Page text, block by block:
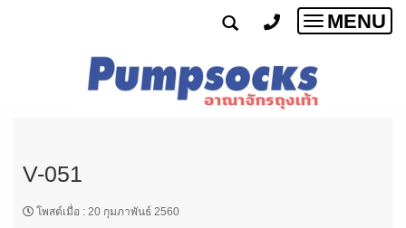
Toggle
MENU
V-051
โพสต์เมื่อ : 20 กุมภาพันธ์ 2560